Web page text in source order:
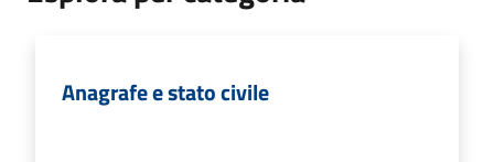
Anagrafe e stato civile